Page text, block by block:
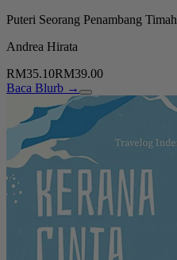
Puteri Seorang Penambang Timah
Andrea Hirata
RM35.10RM39.00
Baca Blurb →